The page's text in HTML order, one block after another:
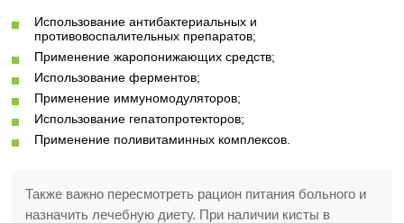
Использование антибактериальных и
противовоспалительных препаратов;
Применение жаропонижающих средств;
Использование ферментов;
Применение иммуномодуляторов;
Использование гепатопротекторов;
Применение поливитаминных комплексов.
Также важно пересмотреть рацион питания больного и
назначить лечебную диету. При наличии кисты в